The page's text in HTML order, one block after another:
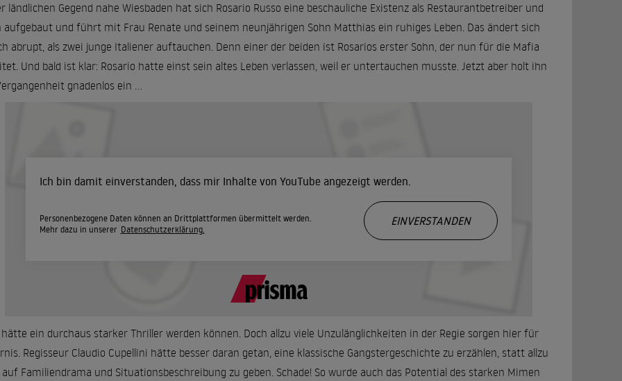
ländlichen Gegend nahe Wiesbaden hat sich Rosario Russo eine beschauliche Existenz als Restaurantbetreiber und
aufgebaut und führt mit Frau Renate und seinem neunjährigen Sohn Matthias ein ruhiges Leben. Das ändert sich
abrupt, als zwei junge Italiener auftauchen. Denn einer der beiden ist Rosarios erster Sohn, der nun für die Mafia
Und bald ist klar: Rosario hatte einst sein altes Leben verlassen, weil er untertauchen musste. Jetzt aber holt ihn
gnadenlos ein ...
Ich bin damit einverstanden, dass mir Inhalte von YouTube angezeigt werden.
Personenbezogene Daten können an Drittplattformen übermittelt werden.
Mehr dazu in unserer Datenschutzerklärung.
EINVERSTANDEN
ein durchaus starker Thriller werden können. Doch allzu viele Unzulänglichkeiten in der Regie sorgen hier für
Regisseur Claudio Cupellini hätte besser daran getan, eine klassische Gangstergeschichte zu erzählen, statt allzu
Familiendrama und Situationsbeschreibung zu geben. Schade! So wurde auch das Potential des starken Mimen